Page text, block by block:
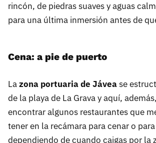
rincón, de piedras suaves y aguas
para una última inmersión antes de
Cena: a pie de puerto
Lazona portuaria de Jávease
de la playa de La Grava y aquí,
encontrar algunos restaurantes que
tener en la recámara para cenar o
dependiendo de cuando caigas por la